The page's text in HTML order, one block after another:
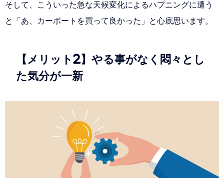
そして、こういった急な天候変化によるハプニングに遭う
と「あ、カーポートを買って良かった」と心底思います。
【メリット2】やる事がなく悶々とし
た気分が一新